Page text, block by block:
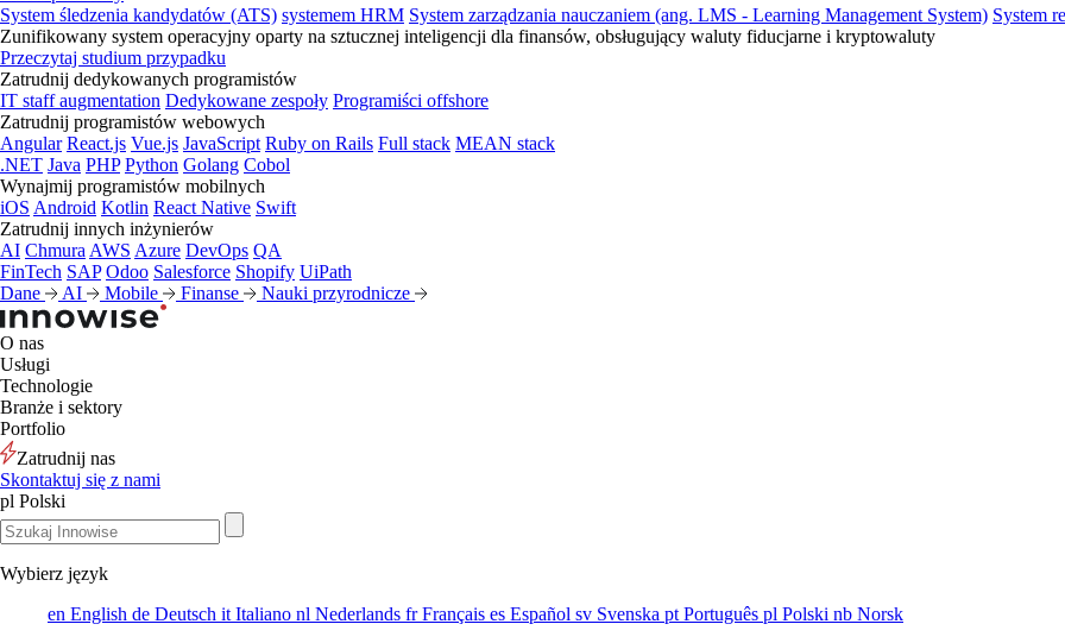
System śledzenia kandydatów (ATS) systemem HRM System zarządzania nauczaniem (ang. LMS - Learning Management System) System
Zunifikowany system operacyjny oparty na sztucznej inteligencji dla finansów, obsługujący waluty fiducjarne i kryptowaluty
Przeczytaj studium przypadku
Zatrudnij dedykowanych programistów
IT staff augmentation Dedykowane zespoły Programiści offshore
Zatrudnij programistów webowych
Angular React.js Vue.js JavaScript Ruby on Rails Full stack MEAN stack
.NET Java PHP Python Golang Cobol
Wynajmij programistów mobilnych
iOS Android Kotlin React Native Swift
Zatrudnij innych inżynierów
AI Chmura AWS Azure DevOps QA
FinTech SAP Odoo Salesforce Shopify UiPath
Dane
AI Mobile Finanse Nauki przyrodnicze
O nas
Usługi
Technologie
Branże i sektory
Portfolio
Zatrudnij nas
Skontaktuj się z nami
pl Polski
Wybierz język
en English de Deutsch it Italiano nl Nederlands frFrançais es Español sv Svenska pt Português pl Polski nb Norsk